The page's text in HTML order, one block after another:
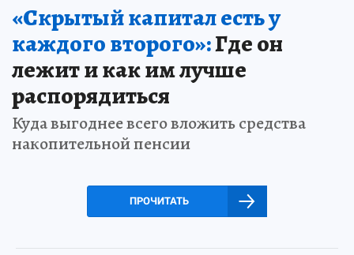
«Скрытый капитал есть у
каждого второго»:Где он
лежит и как им лучше
распорядиться
Куда выгоднее всего вложить средства
накопительной пенсии
ПРОЧИТАТЬ